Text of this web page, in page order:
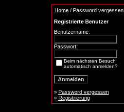
Home/ Password vergessen
Registrierte Benutzer
Benutzername:
Passwort:
Beim nächsten Besuch
automatisch anmelden?
» Password vergessen
» Registrierung